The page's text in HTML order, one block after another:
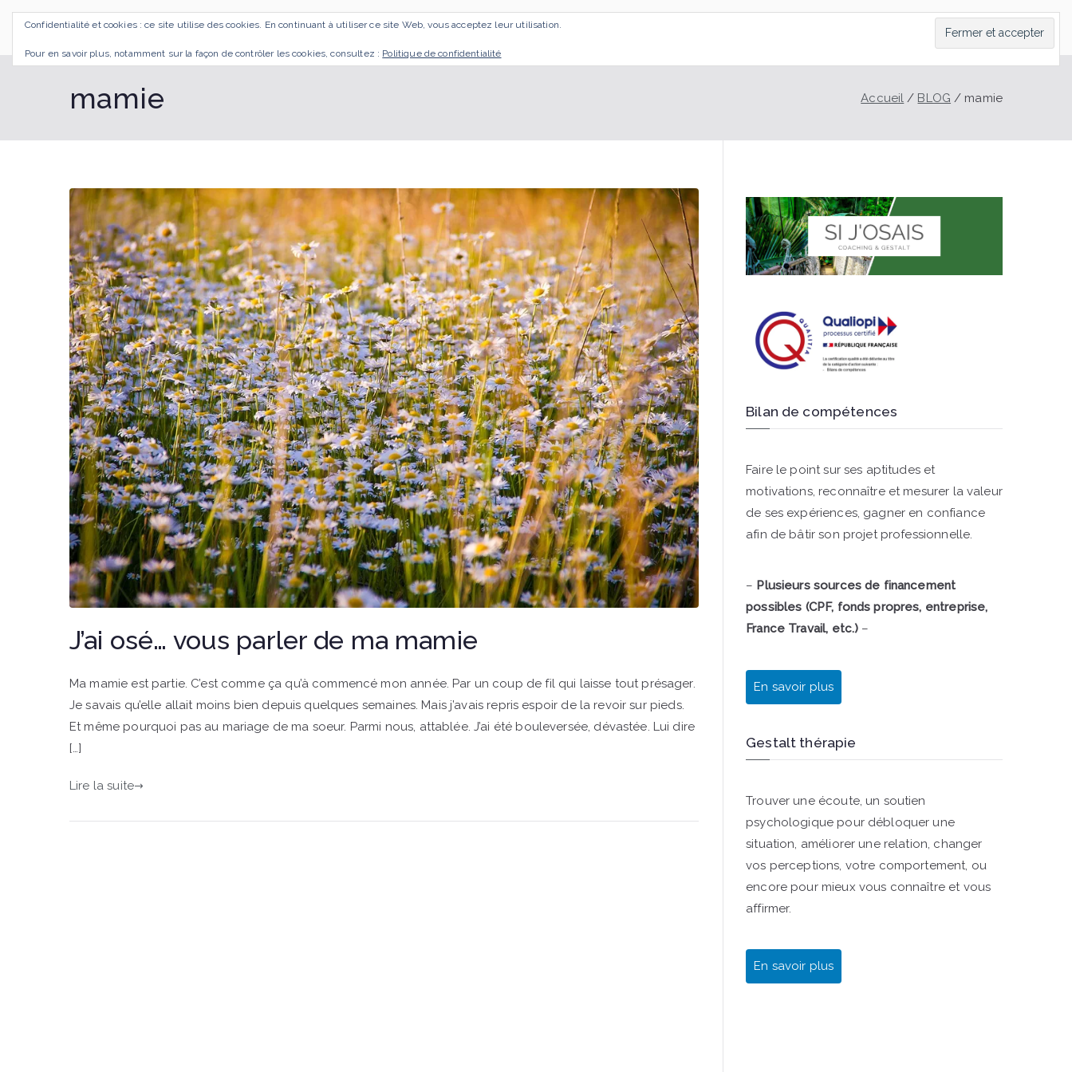
Aller
contenu
ACCUEILMES ACCOMPAGNEMENTS
mamie Accueil BLOG mamie
J’ai osé… vous parler de ma mamie
Ma mamie est partie. C’est comme ça qu’à commencé mon année. Par un coup de fil qui laisse tout présager.
Je savais qu’elle allait moins bien depuis quelques semaines. Mais j’avais repris espoir de la revoir sur pieds.
Et même pourquoi pas au mariage de ma soeur. Parmi nous, attablée. J’ai été bouleversée, dévastée. Lui dire
[…]
Lire la suite
Bilan de compétences
Faire le point sur ses aptitudes et
motivations, reconnaître et mesurer la valeur
de ses expériences, gagner en confiance
afin de bâtir son projet professionnelle.
– Plusieurs sources de financement
possibles (CPF, fonds propres, entreprise,
France Travail, etc.) –
En savoir plus
Gestalt thérapie
Trouver une écoute, un soutien
psychologique pour débloquer une
situation, améliorer une relation, changer
vos perceptions, votre comportement, ou
encore pour mieux vous connaître et vous
affirmer.
En savoir plus
Confidentialité et cookies : ce site utilise des cookies. En continuant à utiliser ce site Web, vous acceptez leur utilisation.
Pour en savoir plus, notamment sur la façon de contrôler les cookies, consultez : Politique de confidentialité